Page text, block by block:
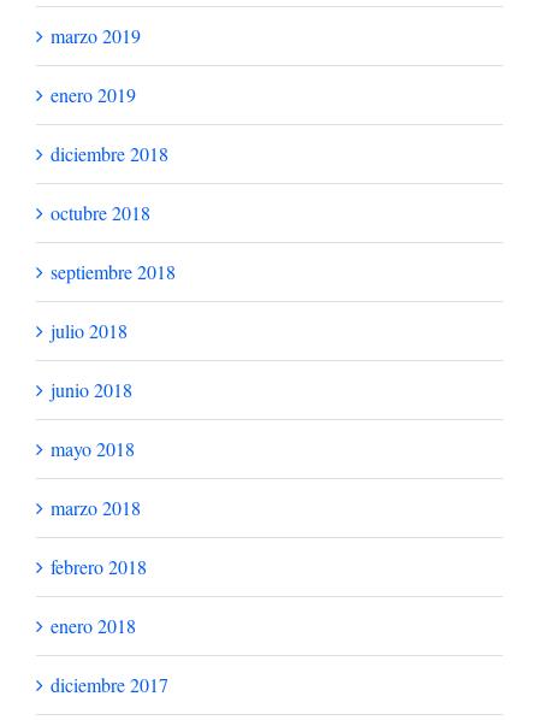
marzo 2019
enero 2019
diciembre 2018
octubre 2018
septiembre 2018
julio 2018
junio 2018
mayo 2018
marzo 2018
febrero 2018
enero 2018
diciembre 2017